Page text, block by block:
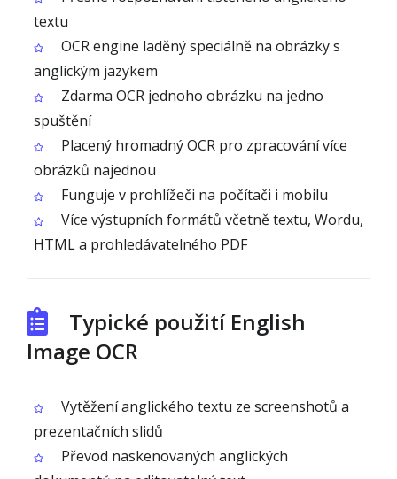
textu
OCR engine laděný speciálně na obrázky s
anglickým jazykem
Zdarma OCR jednoho obrázku na jedno
spuštění
Placený hromadný OCR pro zpracování více
obrázků najednou
Funguje v prohlížeči na počítači i mobilu
Více výstupních formátů včetně textu, Wordu,
HTML a prohledávatelného PDF
Typické použití English
Image OCR
Vytěžení anglického textu ze screenshotů a
prezentačních slidů
Převod naskenovaných anglických